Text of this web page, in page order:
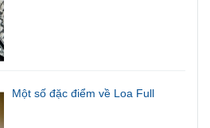
Một số đặc điểm về Loa Full